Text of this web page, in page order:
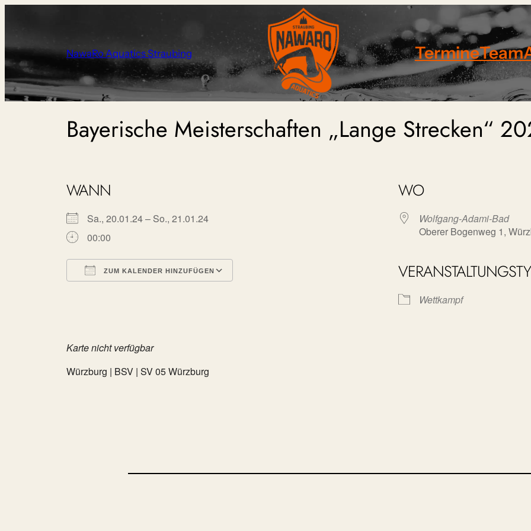
NawaRo Aquatics Straubing
TermineTeam
Bayerische Meisterschaften „Lange Strecken“
WANN
Sa., 20.01.24 – So., 21.01.24
00:00
ZUM KALENDER HINZUFÜGEN
iCalendar
WO
Wolfgang-Adami-Bad
Oberer Bogenweg 1,
Wettkampf
Karte nicht verfügbar
Würzburg | BSV | SV 05 Würzburg